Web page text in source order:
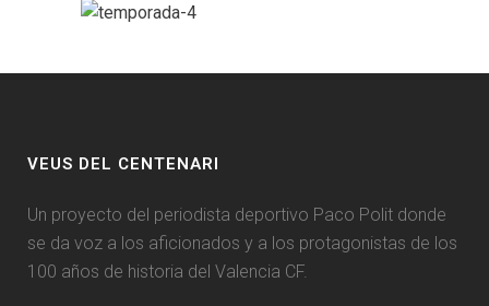
VEUS DEL CENTENARI
Un proyecto del periodista deportivo Paco Polit donde
se da voz a los aficionados y a los protagonistas de los
100 años de historia del Valencia CF.